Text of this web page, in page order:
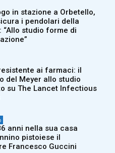
in stazione a Orbetello,
i pendolari della
“Allo studio forme di
ai farmaci: il
del Meyer allo studio
su The Lancet Infectious
anni nella sua casa
pistoiese il
Francesco Guccini